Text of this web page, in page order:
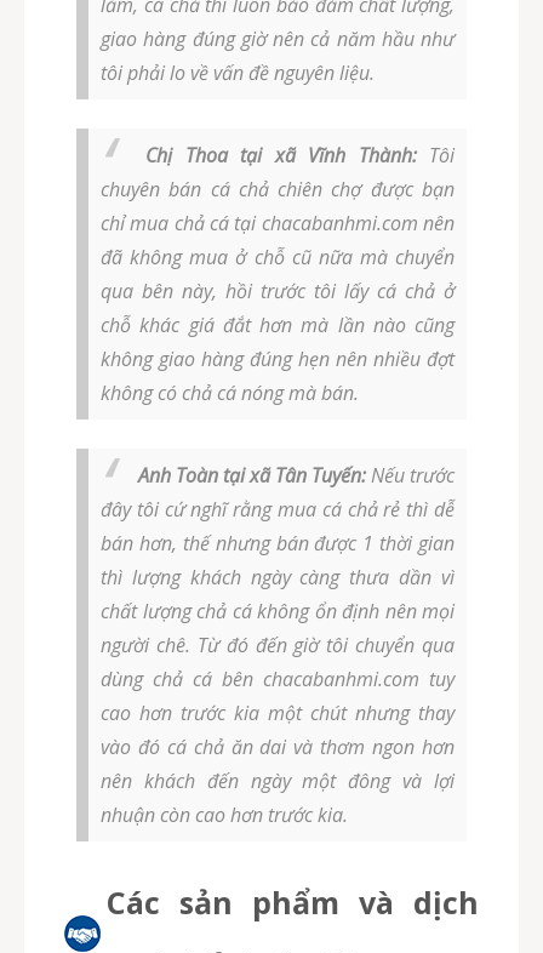
giao hàng đúng giờ nên cả năm hầu như
tôi phải lo về vấn đề nguyên liệu.
Chị Thoa tại xã Vĩnh Thành:Tôi
chuyên bán cá chả chiên chợ được bạn
chỉ mua chả cá tại chacabanhmi.com nên
đã không mua ở chỗ cũ nữa mà chuyển
qua bên này, hồi trước tôi lấy cá chả ở
chỗ khác giá đắt hơn mà lần nào cũng
không giao hàng đúng hẹn nên nhiều đợt
không có chả cá nóng mà bán.
Anh Toàn tại xã Tân Tuyến:Nếu trước
đây tôi cứ nghĩ rằng mua cá chả rẻ thì dễ
bán hơn, thế nhưng bán được 1 thời gian
thì lượng khách ngày càng thưa dần vì
chất lượng chả cá không ổn định nên mọi
người chê. Từ đó đến giờ tôi chuyển qua
dùng chả cá bên chacabanhmi.com tuy
cao hơn trước kia một chút nhưng thay
vào đó cá chả ăn dai và thơm ngon hơn
nên khách đến ngày một đông và lợi
nhuận còn cao hơn trước kia.
Các sản phẩm và dịch